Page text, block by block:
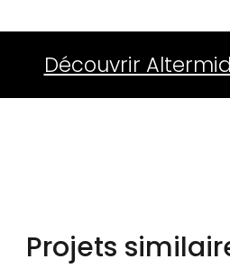
Découvrir
Projets